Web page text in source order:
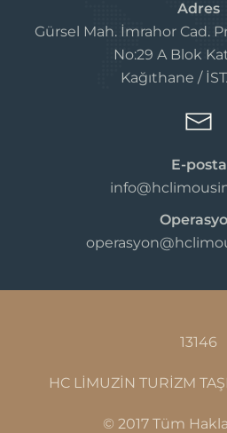
Adres
Gürsel Mah. İmrahor Cad.
No:29 A Blok
Kağıthane /
E-posta
13146
HC LİMUZİN TURİZM
© 2017 Tüm